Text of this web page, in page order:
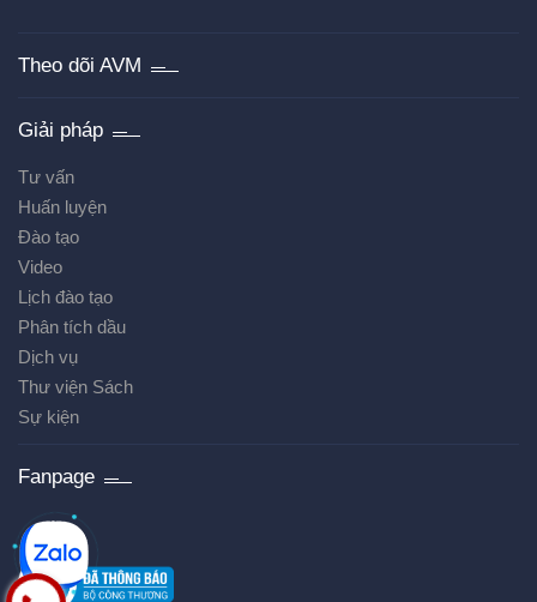
Theo dõi AVM
Giải pháp
Tư vấn
Huấn luyện
Đào tạo
Video
Lịch đào tạo
Phân tích dầu
Dịch vụ
Thư viện Sách
Sự kiện
Fanpage